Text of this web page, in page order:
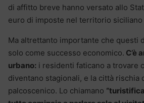
di affitto breve hanno versato allo
euro di imposte nel territorio siciliano
Ma altrettanto importante che questi
solo come successo economico. C’è
urbano: i residenti faticano a trovare
diventano stagionali, e la città rischia
palcoscenico. Lo chiamano